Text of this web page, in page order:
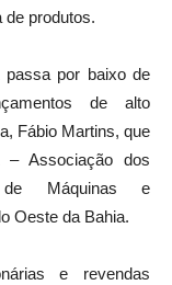
de produtos.
passa por baixo de
de alto
Fábio Martins, que
Associação dos
de Máquinas e
Oeste da Bahia.
e revendas